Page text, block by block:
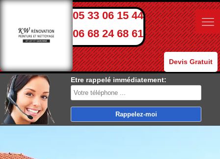
05 33 06 15 44
06 68 24 68 61
Devis Gratuit
Etre rappelé immédiatement: